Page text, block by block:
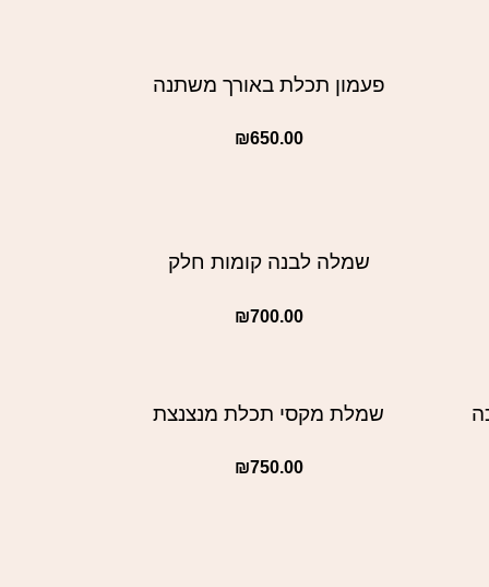
פעמון תכלת באורך משתנה
₪650.00
שמלה לבנה קומות חלק
₪700.00
שמלת מקסי תכלת מנצנצת
₪750.00